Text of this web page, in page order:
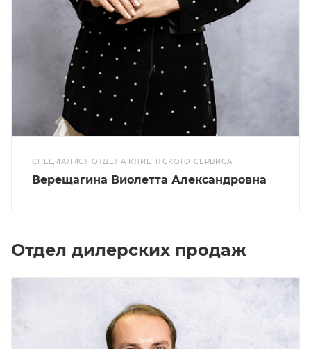
СПЕЦИАЛИСТ ОТДЕЛА КЛИЕНТСКОГО СЕРВИСА
Верещагина Виолетта Александровна
Отдел дилерских продаж